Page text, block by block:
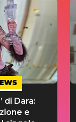
di Dara:
e